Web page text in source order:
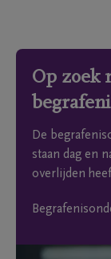
Op zoek
De
staan dag en
overlijden